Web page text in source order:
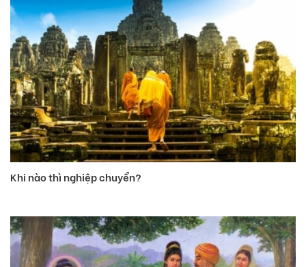
Khi nào thì nghiệp chuyển?